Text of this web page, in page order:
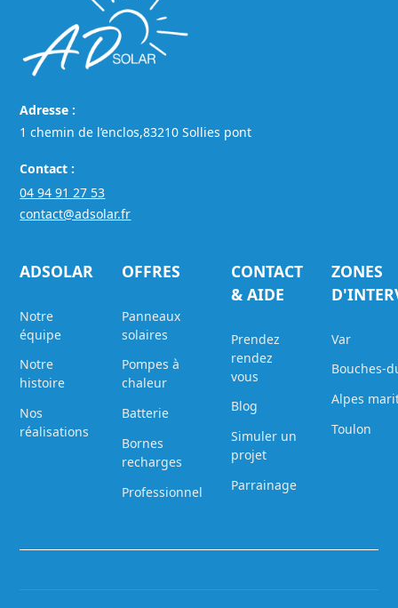
Adresse :
1 chemin de l’enclos,83210 Sollies pont
Contact :
04 94 91 27 53
contact@adsolar.fr
ADSOLAR
Notre
équipe
Notre
histoire
Nos
réalisations
OFFRES
Panneaux
solaires
Pompes à
chaleur
Batterie
Bornes
recharges
Professionnel
CONTACT
& AIDE
Prendez
rendez
vous
Blog
Simuler un
projet
Parrainage
ZONES
Var
Bouches-
Alpes
Toulon